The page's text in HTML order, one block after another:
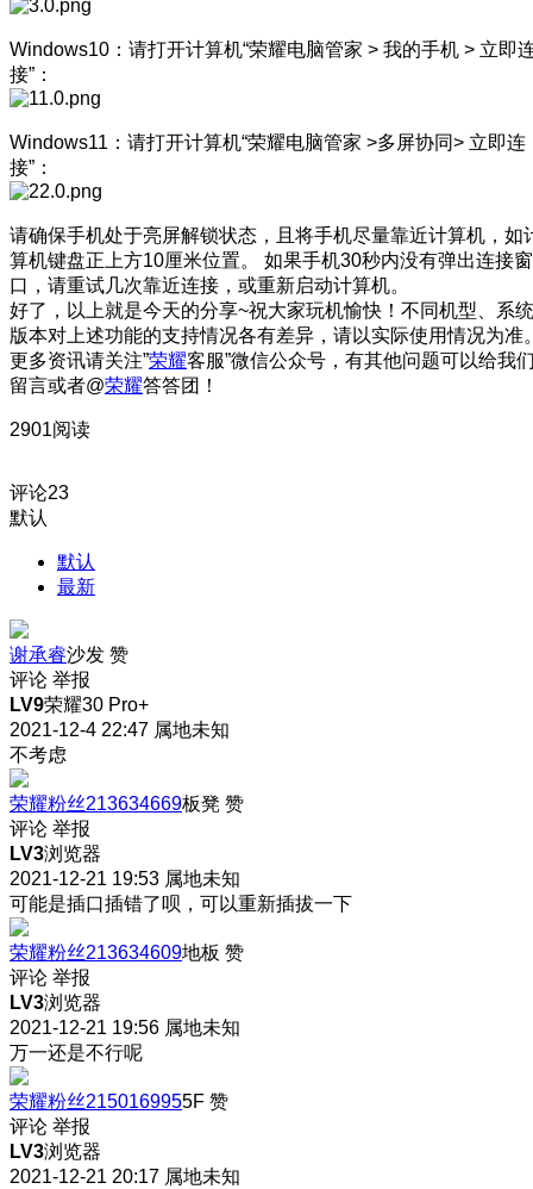
Windows10：请打开计算机“荣耀电脑管家 > 我的手机 > 立即
接”：
Windows11：请打开计算机“荣耀电脑管家 >多屏协同> 立即连
接”：
请确保手机处于亮屏解锁状态，且将手机尽量靠近计算机，如
算机键盘正上方10厘米位置。 如果手机30秒内没有弹出连接窗
口，请重试几次靠近连接，或重新启动计算机。
好了，以上就是今天的分享~祝大家玩机愉快！不同机型、系统
版本对上述功能的支持情况各有差异，请以实际使用情况为准
更多资讯请关注”荣耀客服”微信公众号，有其他问题可以给我
留言或者@荣耀答答团！
2901阅读
评论23
默认
默认
最新
谢承睿沙发 赞
评论 举报
LV9荣耀30 Pro+
2021-12-4 22:47 属地未知
不考虑
荣耀粉丝213634669板凳 赞
评论 举报
LV3浏览器
2021-12-21 19:53 属地未知
可能是插口插错了呗，可以重新插拔一下
荣耀粉丝213634609地板 赞
评论 举报
LV3浏览器
2021-12-21 19:56 属地未知
万一还是不行呢
荣耀粉丝2150169955F 赞
评论 举报
LV3浏览器
2021-12-21 20:17 属地未知